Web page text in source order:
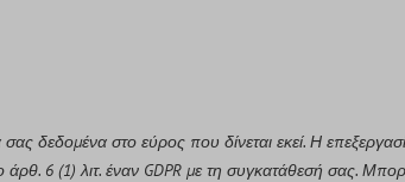
δεδομένα στο εύρος που δίνεται εκεί. Η
6 (1) λιτ. έναν GDPR με τη συγκατάθεσή σας.